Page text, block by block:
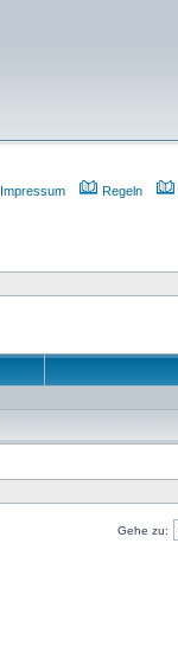
Impressum
Regeln
Gehe zu: